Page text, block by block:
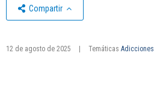
Compartir
12 de agosto de 2025 Temáticas Adicciones